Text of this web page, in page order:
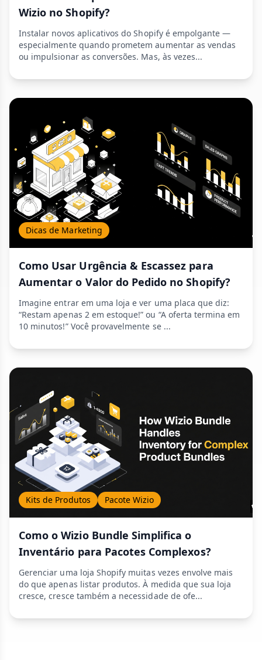
Wizio no Shopify?
Instalar novos aplicativos do Shopify é empolgante —
especialmente quando prometem aumentar as vendas
ou impulsionar as conversões. Mas, às vezes...
Dicas de Marketing
Como Usar Urgência & Escassez para
Aumentar o Valor do Pedido no Shopify?
Imagine entrar em uma loja e ver uma placa que diz:
“Restam apenas 2 em estoque!” ou “A oferta termina em
10 minutos!” Você provavelmente se ...
Kits de Produtos Pacote Wizio
Como o Wizio Bundle Simplifica o
Inventário para Pacotes Complexos?
Gerenciar uma loja Shopify muitas vezes envolve mais
do que apenas listar produtos. À medida que sua loja
cresce, cresce também a necessidade de ofe...